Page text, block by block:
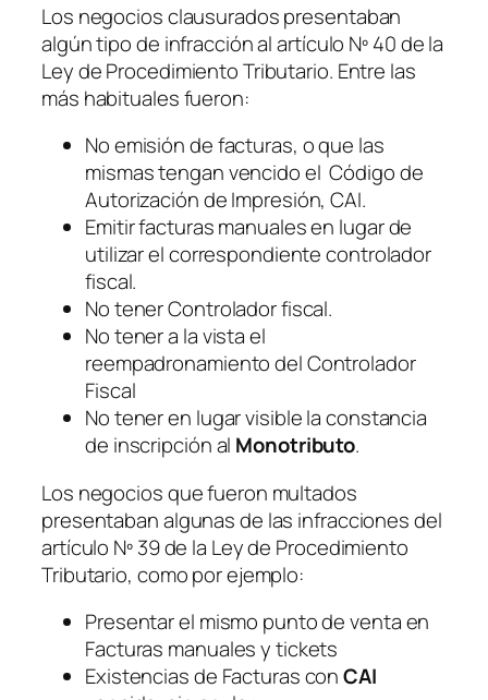
Los negocios clausurados presentaban
algún tipo de infracción al artículo Nº 40 de la
Ley de Procedimiento Tributario. Entre las
más habituales fueron:
No emisión de facturas, o que las
mismas tengan vencido el Código de
Autorización de Impresión, CAI.
Emitir facturas manuales en lugar de
utilizar el correspondiente controlador
fiscal.
No tener Controlador fiscal.
No tener a la vista el
reempadronamiento del Controlador
Fiscal
No tener en lugar visible la constancia
de inscripción al Monotributo.
Los negocios que fueron multados
presentaban algunas de las infracciones del
artículo Nº 39 de la Ley de Procedimiento
Tributario, como por ejemplo:
Presentar el mismo punto de venta en
Facturas manuales y tickets
Existencias de Facturas conCAI